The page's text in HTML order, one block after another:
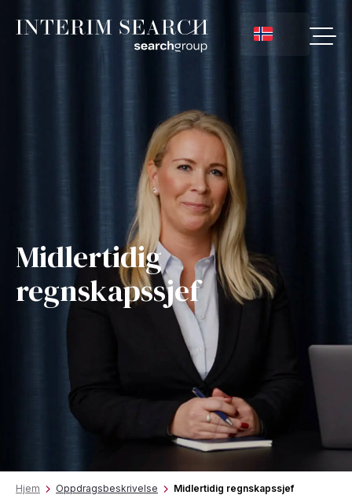
Midlertidig
regnskapssjef
Hjem Oppdragsbeskrivelse Midlertidig regnskapssjef